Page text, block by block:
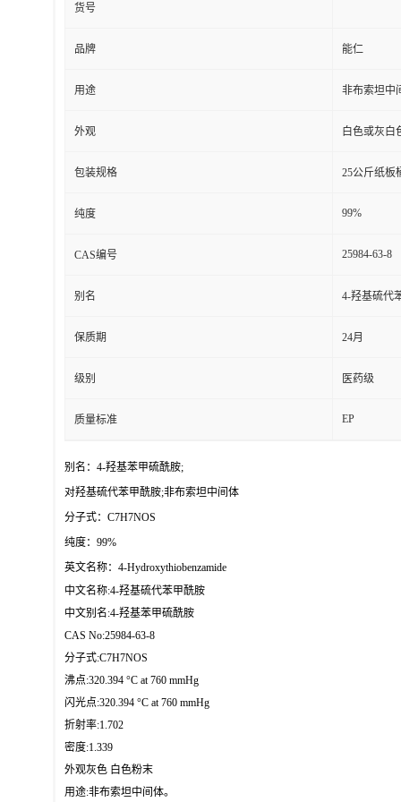
货号
品牌 能仁
用途 非布索坦中
外观 白色或灰白
包装规格 25公斤纸板
纯度 99%
CAS编号 25984-63-8
别名 4-羟基硫代
保质期 24月
级别 医药级
质量标准 EP
别名： 4-羟基苯甲硫酰胺;
对羟基硫代苯甲酰胺;非布索坦中间体
分子式： C7H7NOS
纯度： 99%
英文名称： 4-Hydroxythiobenzamide
中文名称:4-羟基硫代苯甲酰胺
中文别名:4-羟基苯甲硫酰胺
CAS No:25984-63-8
分子式:C7H7NOS
沸点:320.394 °C at 760 mmHg
闪光点:320.394 °C at 760 mmHg
折射率:1.702
密度:1.339
外观灰色 白色粉末
用途:非布索坦中间体。